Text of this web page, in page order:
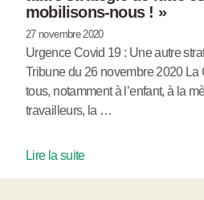
mobilisons-nous ! »
27 novembre 2020
Urgence Covid 19 : Une autre
Tribune du 26 novembre 2020 La
tous, notamment à l’enfant, à la
travailleurs, la …
Lire la suite